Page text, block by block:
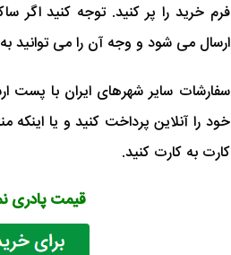
ارسال می شود و وجه آن را می توانید
سفارشات سایر شهرهای ایران با
خود را آنلاین پرداخت کنید و یا
کارت به کارت کنید.
قیمت پادری نمدی